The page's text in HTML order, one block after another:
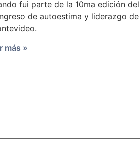
fui parte de la 10ma edición del
de autoestima y liderazgo de
más »